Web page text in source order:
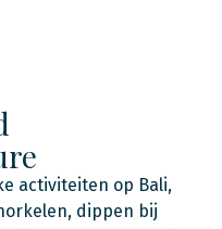
activiteiten op Bali,
dippen bij